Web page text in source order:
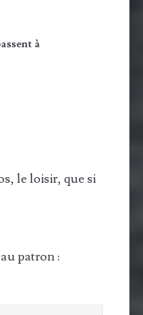
à
le loisir, que si
patron :